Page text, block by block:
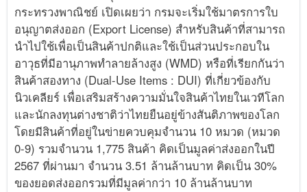
กระทรวงพาณิชย์ เปิดเผยว่า กรมจะเริ่มใช้มาตรการใบ
อนุญาตส่งออก (Export License) สำหรับสินค้าที่สามารถ
นำไปใช้เพื่อเป็นสินค้าปกติและใช้เป็นส่วนประกอบใน
อาวุธที่มีอานุภาพทำลายล้างสูง (WMD) หรือที่เรียกกันว่า
สินค้าสองทาง (Dual-Use Items : DUI) ที่เกี่ยวข้องกับ
นิวเคลียร์ เพื่อเสริมสร้างความมั่นใจสินค้าไทยในเวทีโลก
และนักลงทุนต่างชาติว่าไทยยืนอยู่ข้างสันติภาพของโลก
โดยมีสินค้าที่อยู่ในข่ายควบคุมจำนวน 10 หมวด (หมวด
0-9) รวมจำนวน 1,775 สินค้า คิดเป็นมูลค่าส่งออกในปี
2567 ที่ผ่านมา จำนวน 3.51 ล้านล้านบาท คิดเป็น 30%
ของยอดส่งออกรวมที่มีมูลค่ากว่า 10 ล้านล้านบาท